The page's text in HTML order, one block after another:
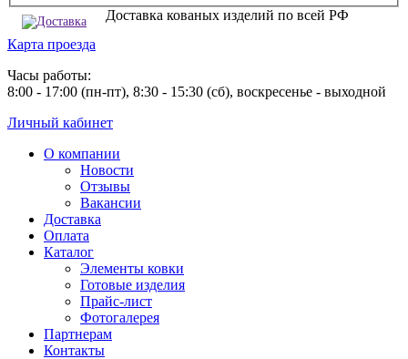
Доставка кованых изделий по всей РФ
Карта проезда
Часы работы:
8:00 - 17:00 (пн-пт), 8:30 - 15:30 (сб), воскресенье - выходной
Личный кабинет
О компании
Новости
Отзывы
Вакансии
Доставка
Оплата
Каталог
Элементы ковки
Готовые изделия
Прайс-лист
Фотогалерея
Партнерам
Контакты